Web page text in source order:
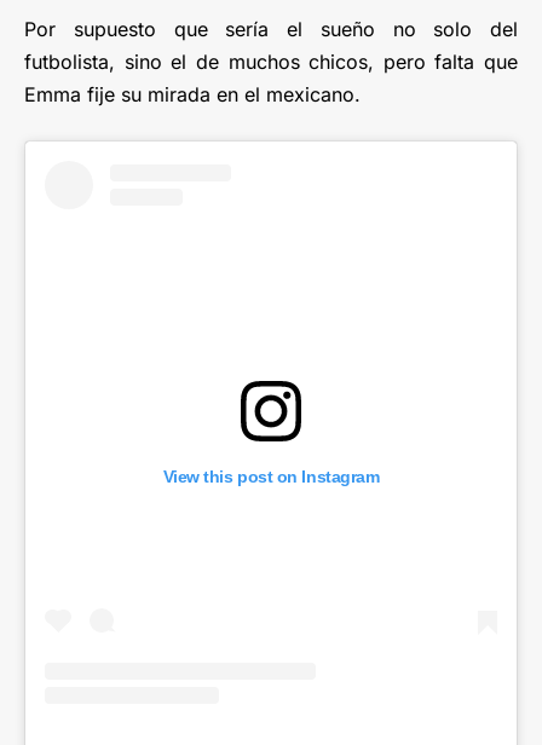
Por supuesto que sería el sueño no solo del
futbolista, sino el de muchos chicos, pero falta que
Emma fije su mirada en el mexicano.
View this post on Instagram